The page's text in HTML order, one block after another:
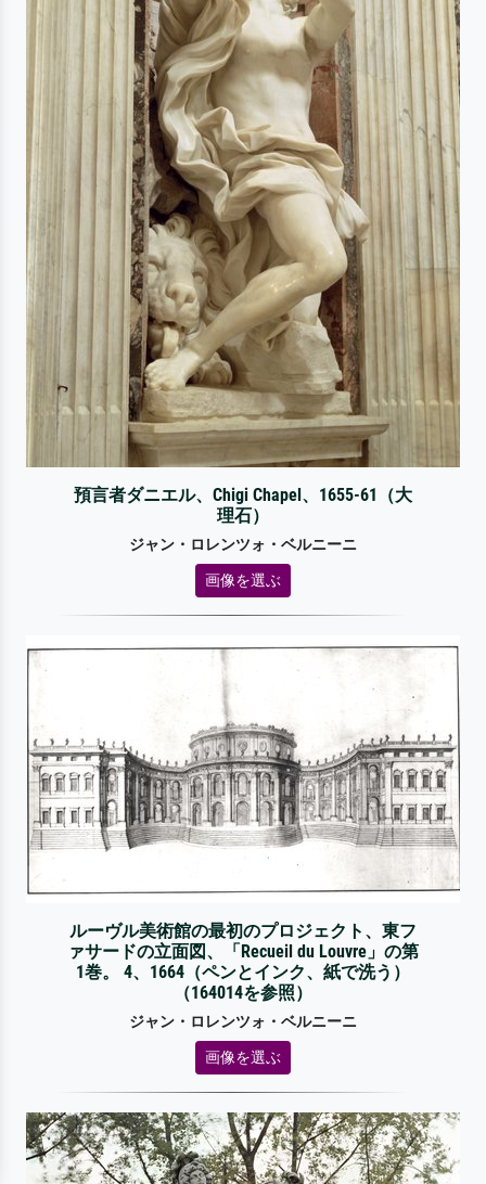
預言者ダニエル、Chigi Chapel、1655-61（大
理石）
ジャン・ロレンツォ・ベルニーニ
画像を選ぶ
ルーヴル美術館の最初のプロジェクト、東フ
ァサードの立面図、「Recueil du Louvre」の第
1巻。 4、1664（ペンとインク、紙で洗う）
（164014を参照）
ジャン・ロレンツォ・ベルニーニ
画像を選ぶ